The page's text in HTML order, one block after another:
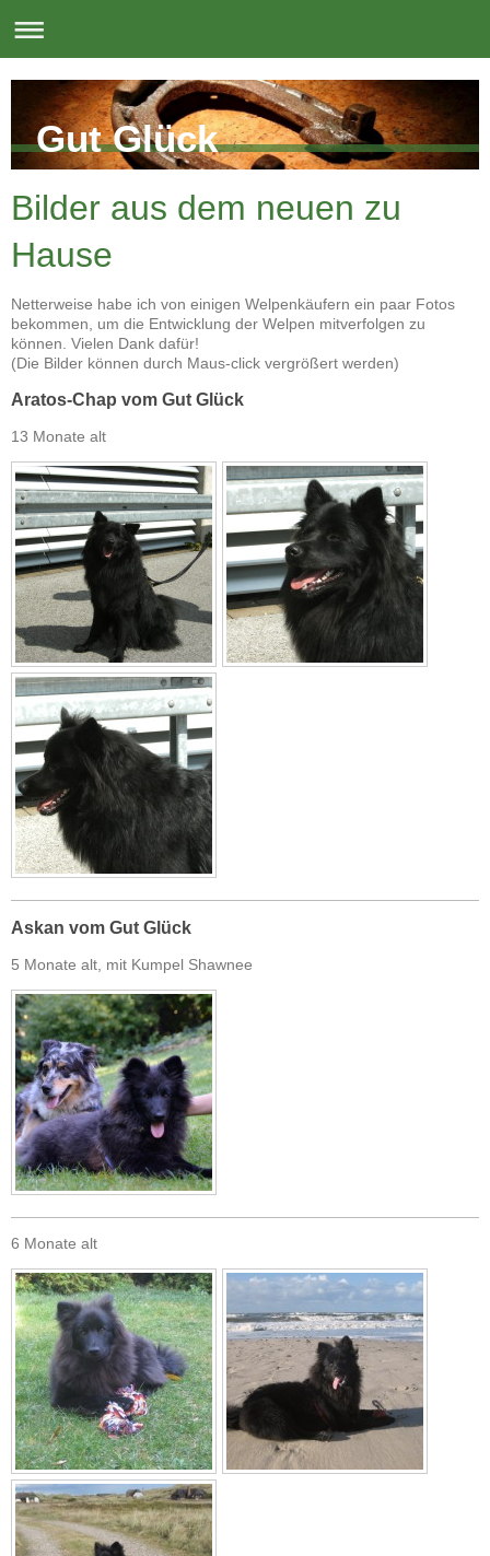
Gut Glück
Bilder aus dem neuen zu
Hause
Netterweise habe ich von einigen Welpenkäufern ein paar Fotos
bekommen, um die Entwicklung der Welpen mitverfolgen zu
können. Vielen Dank dafür!
(Die Bilder können durch Maus-click vergrößert werden)
Aratos-Chap vom Gut Glück
13 Monate alt
Askan vom Gut Glück
5 Monate alt, mit Kumpel Shawnee
6 Monate alt